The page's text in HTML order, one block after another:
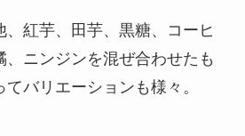
紅芋、田芋、黒糖、コーヒ
、ニンジンを混ぜ合わせたも
バリエーションも様々。